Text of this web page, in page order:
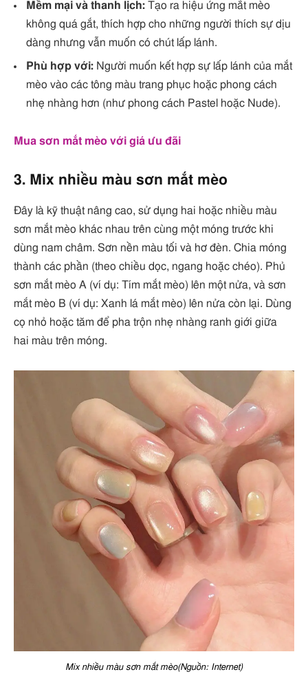
Mềm mại và thanh lịch: Tạo ra hiệu ứng mắt mèo
không quá gắt, thích hợp cho những người thích sự dịu
dàng nhưng vẫn muốn có chút lấp lánh.
Phù hợp với: Người muốn kết hợp sự lấp lánh của mắt
mèo vào các tông màu trang phục hoặc phong cách
nhẹ nhàng hơn (như phong cách Pastel hoặc Nude).
Mua sơn mắt mèo với giá ưu đãi
3. Mix nhiều màu sơn mắt mèo
Đây là kỹ thuật nâng cao, sử dụng hai hoặc nhiều màu
sơn mắt mèo khác nhau trên cùng một móng trước khi
dùng nam châm. Sơn nền màu tối và hơ đèn. Chia móng
thành các phần (theo chiều dọc, ngang hoặc chéo). Phủ
sơn mắt mèo A (ví dụ: Tím mắt mèo) lên một nửa, và sơn
mắt mèo B (ví dụ: Xanh lá mắt mèo) lên nửa còn lại. Dùng
cọ nhỏ hoặc tăm để pha trộn nhẹ nhàng ranh giới giữa
hai màu trên móng.
Mix nhiều màu sơn mắt mèo(Nguồn: Internet)